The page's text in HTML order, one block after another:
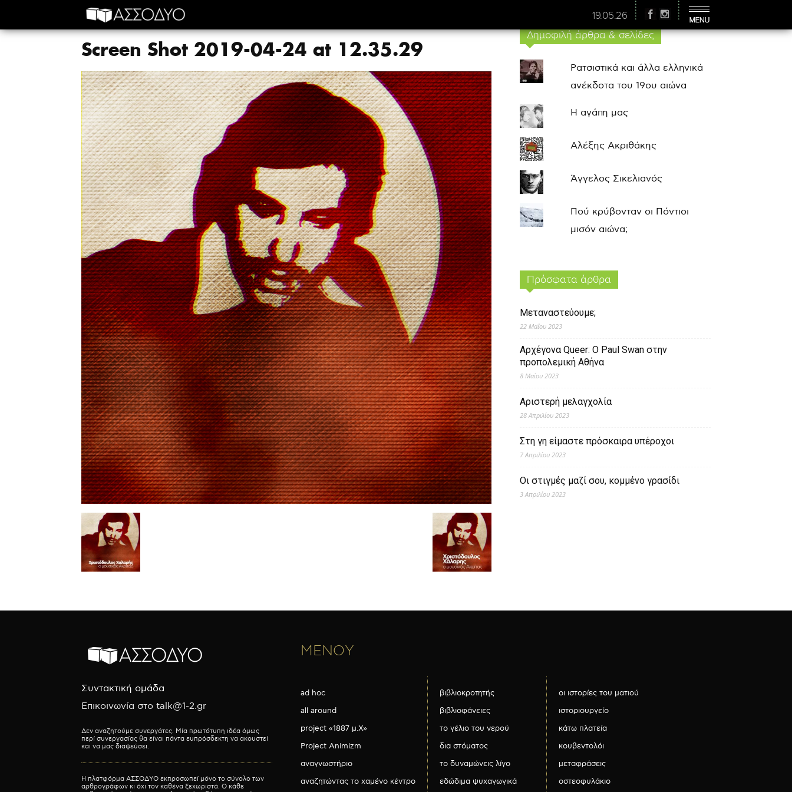
19.05.26
Screen Shot 2019-04-24 at 12.35.29
Δημοφιλή άρθρα & σελίδες
Ρατσιστικά και άλλα ελληνικά
ανέκδοτα του 19ου αιώνα
Η αγάπη μας
Αλέξης Ακριθάκης
Άγγελος Σικελιανός
Πού κρύβονταν οι Πόντιοι
μισόν αιώνα;
Πρόσφατα άρθρα
Μεταναστεύουμε;
22 Μαΐου 2023
Αρχέγονα Queer: O Paul Swan στην
προπολεμική Αθήνα
8 Μαΐου 2023
Αριστερή μελαγχολία
28 Απριλίου 2023
Στη γη είμαστε πρόσκαιρα υπέροχοι
7 Απριλίου 2023
Οι στιγμές μαζί σου, κομμένο γρασίδι
3 Απριλίου 2023
Συντακτική ομάδα
Επικοινωνία στο talk@1-2.gr
Δεν αναζητούμε συνεργάτες. Μία πρωτότυπη ιδέα όμως
περί συνεργασίας θα είναι πάντα ευπρόσδεκτη να ακουστεί
και να μας διαψεύσει.
Η πλατφόρμα ΑΣΣΟΔΥΟ εκπροσωπεί μόνο το σύνολο των
αρθρογράφων κι όχι τον καθένα ξεχωριστά. Ο κάθε
ΜΕΝΟΥ
ad hoc
all around
project «1887 μ.Χ»
Project Animizm
αναγνωστήριο
αναζητώντας το χαμένο κέντρο
βιβλιοκροτητής
βιβλιοφάνειες
το γέλιο του νερού
δια στόματος
το δυναμώνεις λίγο
εδώδιμα ψυχαγωγικά
οι ιστορίες του ματιού
ιστοριουργείο
κάτω πλατεία
κουβεντολόι
μεταφράσεις
οστεοφυλάκιο